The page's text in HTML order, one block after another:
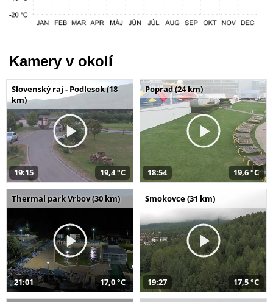
Kamery v okolí
Slovenský raj - Podlesok (18
km)
19:15 19,4 °C
Poprad (24 km)
18:54 19,6 °C
Thermal park Vrbov (30 km)
21:01 17,0 °C
Smokovce (31 km)
19:27 17,5 °C